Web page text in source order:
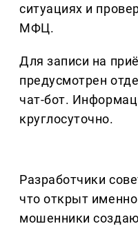
ситуациях и
МФЦ.
Для записи на
предусмотрен
чат-бот.
круглосуточно.
Разработчики
что открыт
мошенники